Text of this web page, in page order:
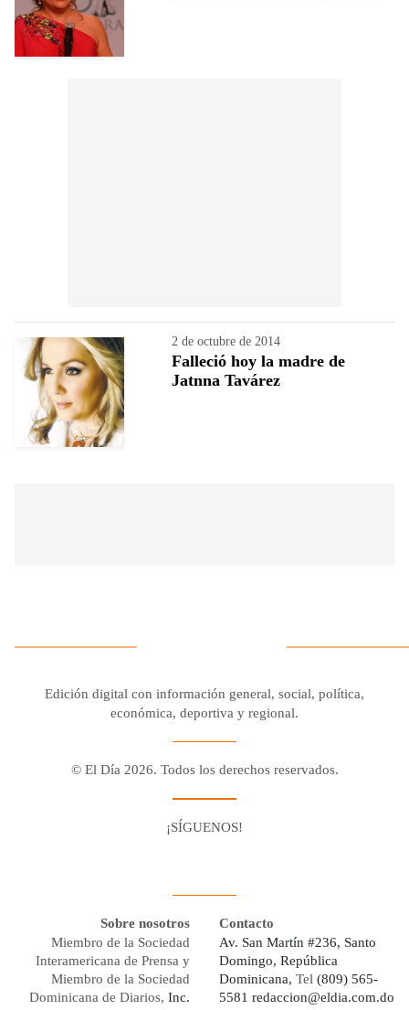
2 de octubre de 2014
Falleció hoy la madre de
Jatnna Tavárez
Edición digital con información general, social, política,
económica, deportiva y regional.
© El Día 2026. Todos los derechos reservados.
¡SÍGUENOS!
Sobre nosotros
Miembro de la Sociedad
Interamericana de Prensa y
Miembro de la Sociedad
Dominicana de Diarios, Inc.
Contacto
Av. San Martín #236, Santo
Domingo, República
Dominicana, Tel (809) 565-
5581 redaccion@eldia.com.do